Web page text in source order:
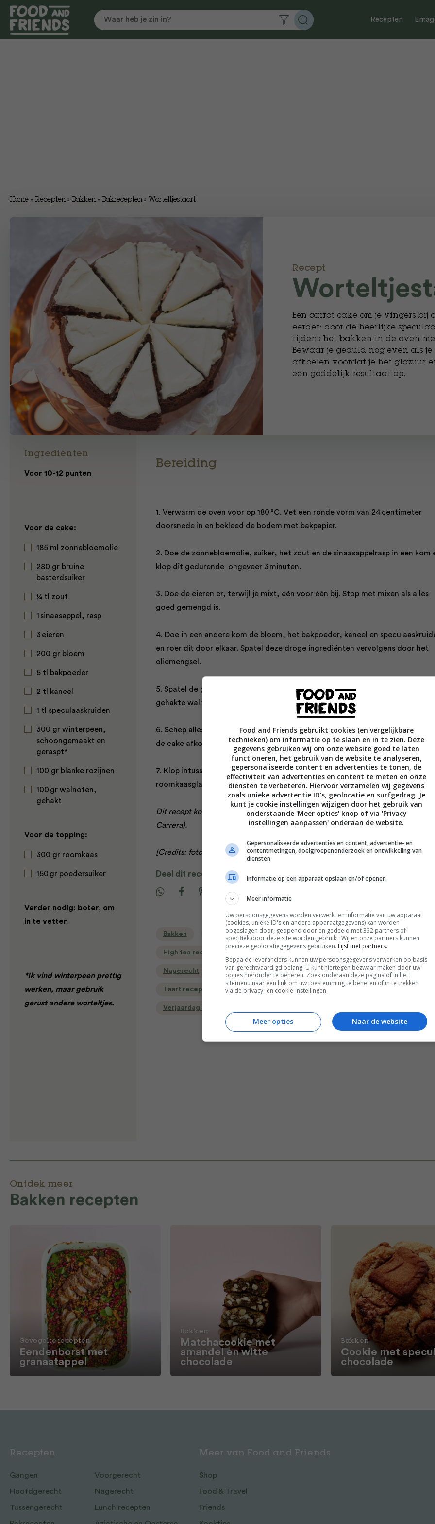
Recepten
Home » Recepten » Bakken » Bakrecepten » ​Worteltjestaart
Recept
Een carrot cake om je vingers
eerder: door de heerlijke
tijdens het bakken in de oven
Bewaar je geduld nog even als
afkoelen voordat je het glazuur
een goddelijk resultaat op.
Ingrediënten
Voor 10-12 punten
Voor de cake:
185 ml zonnebloemolie
280 gr bruine
basterdsuiker
¼ tl zout
1 sinaasappel, rasp
3 eieren
200 gr bloem
5 tl bakpoeder
2 tl kaneel
1 tl speculaaskruiden
300 gr winterpeen,
schoongemaakt en
geraspt*
100 gr blanke rozijnen
100 gr walnoten,
gehakt
Voor de topping:
300 gr roomkaas
150 gr poedersuiker
Verder nodig: boter, om
in te vetten
*Ik vind winterpeen prettig
werken, maar gebruik
gerust andere worteltjes.
Bereiding
1. Verwarm de oven voor op 180 °C. Vet een ronde vorm van 24 centimeter
doorsnede in en bekleed de bodem met bakpapier.
2. Doe de zonnebloem­olie, suiker, het zout en de sinaasappelrasp in een kom
klop dit gedurende ongeveer 3 minuten.
3. Doe de eieren er, terwijl je mixt, één voor één bij. Stop met mixen als alles
goed gemengd is.
4. Doe in een andere kom de bloem, het bakpoeder, kaneel en
en roer dit door elkaar. Spatel deze droge ingrediënten vervolgens door het
oliemengsel.
5. Spatel de geraspte wortel door het beslag. Meng als laatste de rozijnen en
gehakte walnoten door het beslag.
6. Schep alles over in de bakvorm en bak de cake gaar in 55 tot 60 minuten.
de cake afkoelen in de vorm.
7. Klop intussen de roomkaas met het poedersuiker luchtig. Strijk het
roomkaasglazuur over de afgekoelde taart.
Dit recept komt uit het boek ‘Bakbijbel’ van Rutger van den Broek (€29,99,
Carrera).
[Credits: fotografie Harold Pereira].
Deel dit recept
Bakken Bakrecepten Gangen Gelegenheid
High tea recepten
Nagerecht Oud en nieuw recepten Pasen recepten
Taart recepten Toetjes & ander zoets
Verjaardag recepten
Ontdek meer
Bakken recepten
Gevogelte recepten
Eendenborst met
granaatappel
Bakken
Matchacookie met
amandel en witte
chocolade
Bakken
Cookie met
chocolade
Recepten
Gangen Voorgerecht
Hoofdgerecht Nagerecht
Tussengerecht Lunch recepten
Meer van Food and Friends
Shop
Food & Travel
Friends
Food and Friends gebruikt cookies (en vergelijkbare
technieken) om informatie op te slaan en in te zien. Deze
gegevens gebruiken wij om onze website goed te laten
functioneren, het gebruik van de website te analyseren,
gepersonaliseerde content en advertenties te tonen, de
effectiviteit van advertenties en content te meten en onze
diensten te verbeteren. Hiervoor verzamelen wij gegevens
zoals unieke advertentie ID’s, geolocatie en surfgedrag. Je
kunt je cookie instellingen wijzigen door het gebruik van
onderstaande 'Meer opties' knop of via 'Privacy
instellingen aanpassen' onderaan de website.
Gepersonaliseerde advertenties en content, advertentie- en
contentmetingen, doelgroepenonderzoek en ontwikkeling van
diensten
Informatie op een apparaat opslaan en/of openen
Meer informatie
Uw persoonsgegevens worden verwerkt en informatie van uw apparaat
(cookies, unieke ID's en andere apparaatgegevens) kan worden
opgeslagen door, geopend door en gedeeld met 332 partners of
specifiek door deze site worden gebruikt. Wij en onze partners kunnen
precieze geolocatiegegevens gebruiken. Lijst met partners.
Bepaalde leveranciers kunnen uw persoonsgegevens verwerken op basis
van gerechtvaardigd belang. U kunt hiertegen bezwaar maken door uw
opties hieronder te beheren. Zoek onderaan deze pagina of in het
sitemenu naar een link om uw toestemming te beheren of in te trekken
via de privacy- en cookie-instellingen.
Naar de website
Meer opties